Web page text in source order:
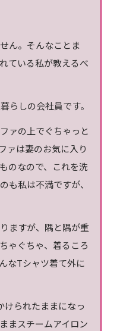
ん。そんなことま
ている私が教えるべ
らしの会社員です。
ァの上でぐちゃっと
ァは妻のお気に入り
のなので、これを洗
も私は不満ですが、
ますが、隅と隅が重
ゃぐちゃ、着るころ
なTシャツ着て外に
けられたままになっ
まスチームアイロン